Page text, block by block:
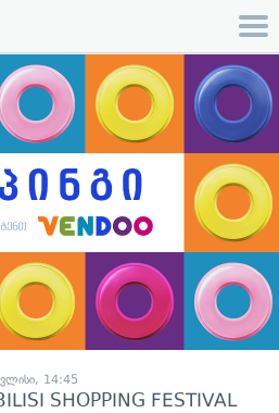
14:45
SHOPPING FESTIVAL